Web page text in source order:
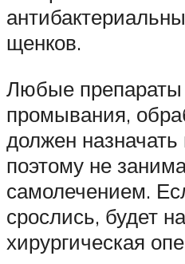
щенков.
Любые
промывания,
должен назначать
поэтому не
самолечением.
срослись, будет
хирургическая